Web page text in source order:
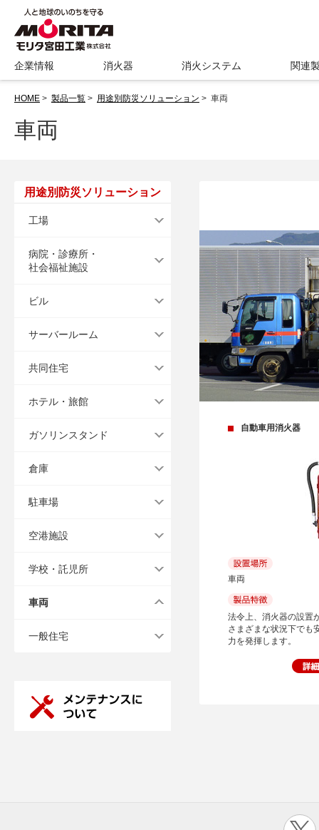
企業情報 消火器 消火システム 関連
HOME > 製品一覧 > 用途別防災ソリューション > 車両
車両
自動車用消火器
車両
法令上、消火器の設置
さまざまな状況下でも
力を発揮します。
用途別防災ソリューション
工場
病院・診療所・
社会福祉施設
ビル
サーバールーム
共同住宅
ホテル・旅館
ガソリンスタンド
倉庫
駐車場
空港施設
学校・託児所
車両
一般住宅